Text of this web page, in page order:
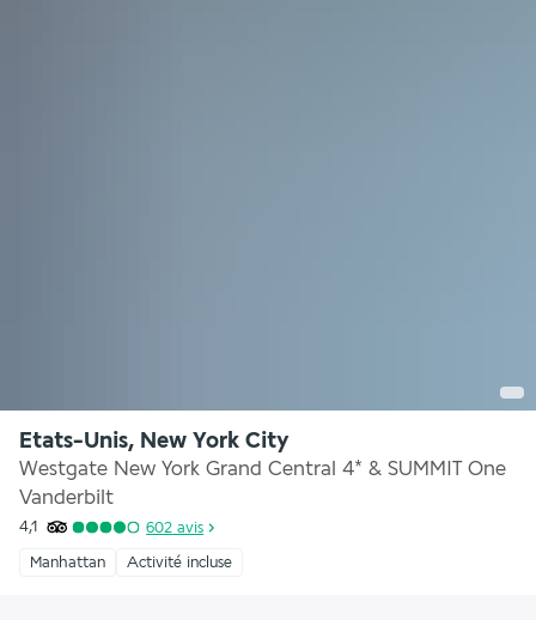
Etats-Unis, New York City
Westgate New York Grand Central 4* & SUMMIT One
Vanderbilt
4,1 602 avis
Manhattan Activité incluse